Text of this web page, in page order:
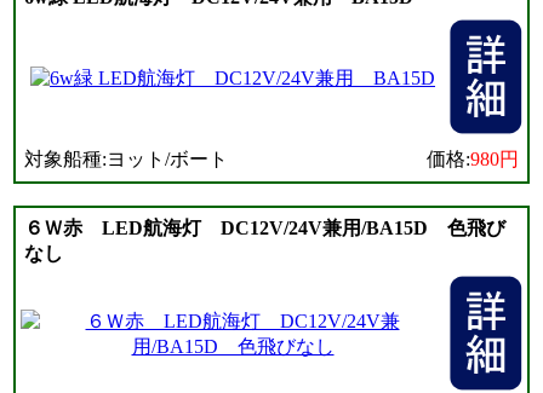
対象船種:ヨット/ボート 価格:980円
６Ｗ赤 LED航海灯 DC12V/24V兼用/BA15D 色飛び
なし